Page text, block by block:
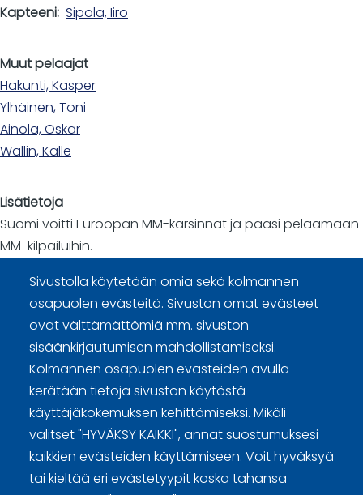
Kapteeni Sipola, Iiro
Muut pelaajat
Hakunti, Kasper
Ylhäinen, Toni
Ainola, Oskar
Wallin, Kalle
Lisätietoja
Suomi voitti Euroopan MM-karsinnat ja pääsi pelaamaan
MM-kilpailuihin.
Sivustolla käytetään omia sekä kolmannen
osapuolen evästeitä. Sivuston omat evästeet
ovat välttämättömiä mm. sivuston
sisäänkirjautumisen mahdollistamiseksi.
Kolmannen osapuolen evästeiden avulla
kerätään tietoja sivuston käytöstä
käyttäjäkokemuksen kehittämiseksi. Mikäli
valitset "HYVÄKSY KAIKKI", annat suostumuksesi
kaikkien evästeiden käyttämiseen. Voit hyväksyä
tai kieltää eri evästetyypit koska tahansa
Curling Finland
Curling.fi
Curling Finland